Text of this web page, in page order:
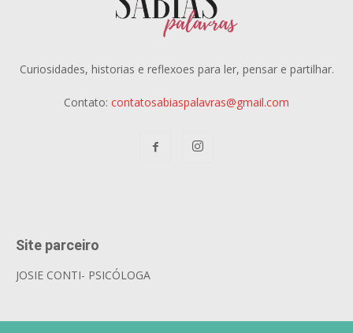
Curiosidades, historias e reflexoes para ler, pensar e partilhar.
Contato: contatosabiaspalavras@gmail.com
Site parceiro
JOSIE CONTI- PSICÓLOGA